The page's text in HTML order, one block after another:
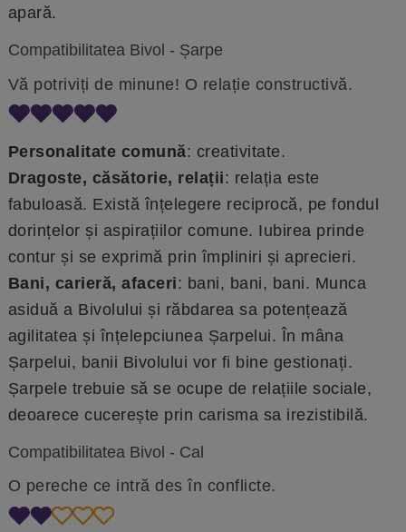
apară.
Compatibilitatea Bivol - Șarpe
Vă potriviți de minune! O relație constructivă.
Personalitate comună: creativitate.
Dragoste, căsătorie, relații: relația este
fabuloasă. Există înțelegere reciprocă, pe fondul
dorințelor și aspirațiilor comune. Iubirea prinde
contur și se exprimă prin împliniri și aprecieri.
Bani, carieră, afaceri: bani, bani, bani. Munca
asiduă a Bivolului și răbdarea sa potențează
agilitatea și înțelepciunea Șarpelui. În mâna
Șarpelui, banii Bivolului vor fi bine gestionați.
Șarpele trebuie să se ocupe de relațiile sociale,
deoarece cucerește prin carisma sa irezistibilă.
Compatibilitatea Bivol - Cal
O pereche ce intră des în conflicte.